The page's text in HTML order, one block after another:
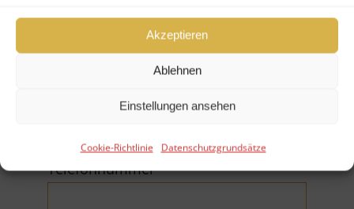
Akzeptieren
Ablehnen
Einstellungen ansehen
Cookie-Richtlinie Datenschutzgrundsätze
E-Mail (*Pflichtfeld)
Telefonnummer